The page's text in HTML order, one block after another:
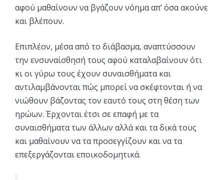
αφού μαθαίνουν να βγάζουν νόημα απ’ όσα ακούνε
και βλέπουν.
Επιπλέον, μέσα από το διάβασμα, αναπτύσσουν
την ενσυναίσθησή τους αφού καταλαβαίνουν ότι
κι οι γύρω τους έχουν συναισθήματα και
αντιλαμβάνονται πώς μπορεί να σκέφτονται ή να
νιώθουν βάζοντας τον εαυτό τους στη θέση των
ηρώων. Έρχονται έτσι σε επαφή με τα
συναισθήματα των άλλων αλλά και τα δικά τους
και μαθαίνουν να τα προσεγγίζουν και να τα
επεξεργάζονται εποικοδομητικά.